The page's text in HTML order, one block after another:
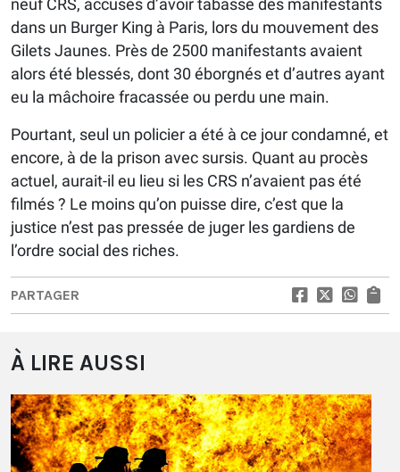
neuf CRS, accusés d’avoir tabassé des manifestants
dans un Burger King à Paris, lors du mouvement des
Gilets Jaunes. Près de 2500 manifestants avaient
alors été blessés, dont 30 éborgnés et d’autres ayant
eu la mâchoire fracassée ou perdu une main.
Pourtant, seul un policier a été à ce jour condamné, et
encore, à de la prison avec sursis. Quant au procès
actuel, aurait-il eu lieu si les CRS n’avaient pas été
filmés ? Le moins qu’on puisse dire, c’est que la
justice n’est pas pressée de juger les gardiens de
l’ordre social des riches.
PARTAGER
À LIRE AUSSI